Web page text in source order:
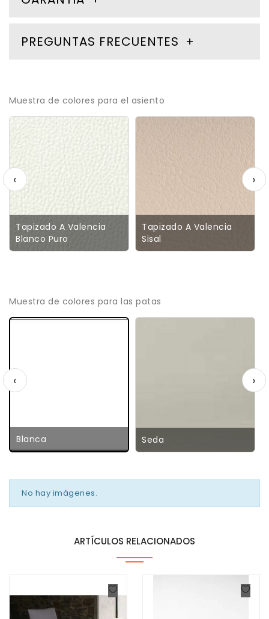
PREGUNTAS FRECUENTES
Muestra de colores para el asiento
Tapizado A Valencia
Blanco Puro
Tapizado A Valencia
Sisal
‹ ›
Muestra de colores para las patas
Blanca Seda
‹ ›
No hay imágenes.
ARTÍCULOS RELACIONADOS